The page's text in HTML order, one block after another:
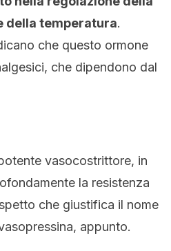
della temperatura.
che questo ormone
che dipendono dal
vasocostrittore, in
la resistenza
che giustifica il nome
appunto.